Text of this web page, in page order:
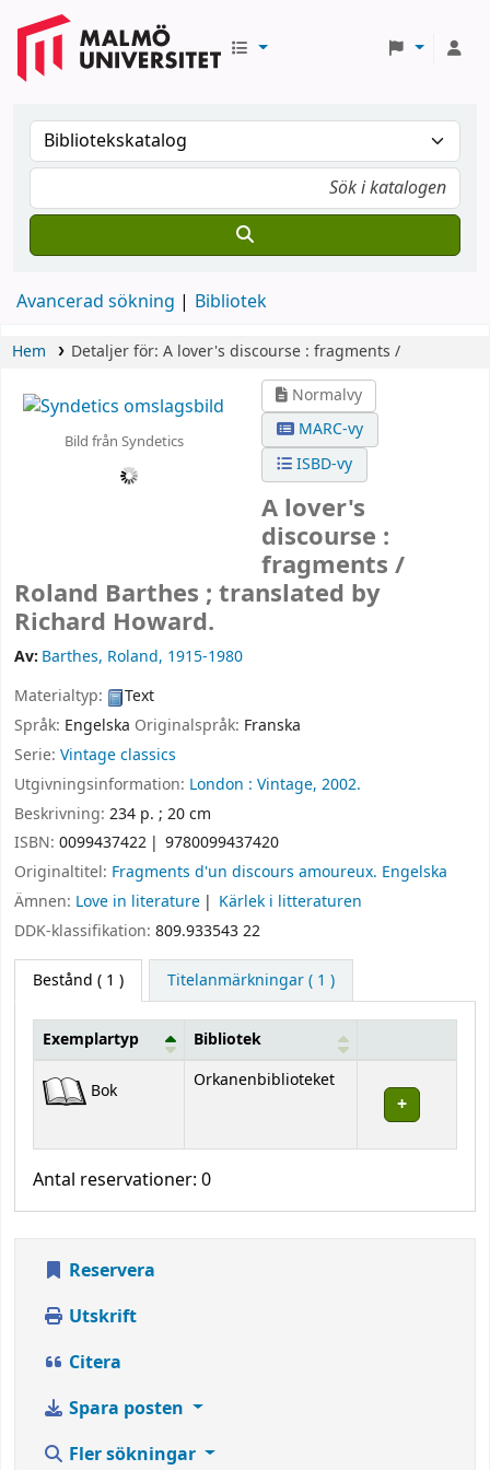
Avancerad sökning Bibliotek
Hem Detaljer för: A lover's discourse : fragments /
Bild från Syndetics
Normalvy
MARC-vy
ISBD-vy
A lover's
discourse :
fragments /
Roland Barthes ; translated by
Richard Howard.
Av: Barthes, Roland, 1915-1980
Materialtyp:
Text
Språk: Engelska Originalspråk: Franska
Serie: Vintage classics
Utgivningsinformation: London : Vintage, 2002.
Beskrivning: 234 p. ; 20 cm
ISBN: 0099437422
9780099437420
Originaltitel: Fragments d'un discours amoureux. Engelska
Ämnen: Love in literature
Kärlek i litteraturen
DDK-klassifikation: 809.933543 22
Bestånd ( 1 ) Titelanmärkningar ( 1 )
Exemplartyp Bibliotek
Bok Orkanenbiblioteket
Antal reservationer: 0
Reservera
Utskrift
Citera
Spara posten
Fler sökningar